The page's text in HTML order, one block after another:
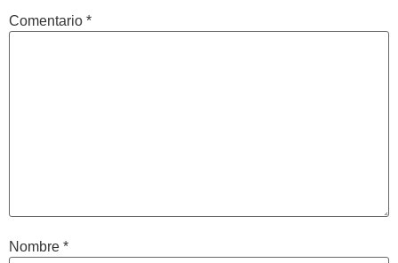
Comentario *
Nombre *